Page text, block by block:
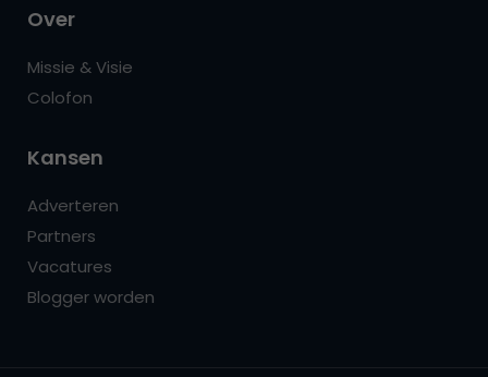
Over
Missie & Visie
Colofon
Kansen
Adverteren
Partners
Vacatures
Blogger worden